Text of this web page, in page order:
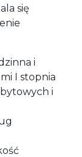
się
i
I stopnia
i